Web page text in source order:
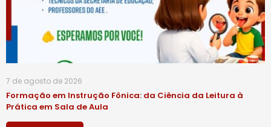
7 de agosto de 2026
Formação em Instrução Fônica: da Ciência da Leitura à
Prática em Sala de Aula